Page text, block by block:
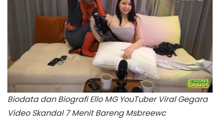
Biodata dan Biografi Ello MG YouTuber Viral Gegara
Video Skandal 7 Menit Bareng Msbreewc